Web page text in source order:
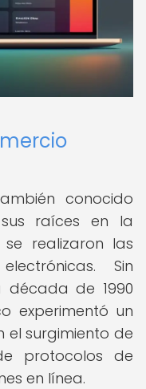
conocido
raíces en la
realizaron las
Sin
de 1990
experimentó un
el surgimiento de
protocolos de
en línea.